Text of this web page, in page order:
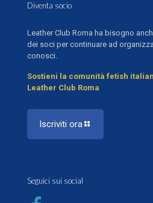
Diventa socio
Leather Club Roma ha bisogno
dei soci per continuare ad
conosci.
Sostieni la comunità fetish
Leather Club Roma
Iscriviti ora
Seguici sui social